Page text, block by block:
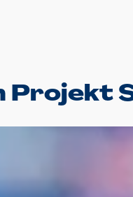
Projekt